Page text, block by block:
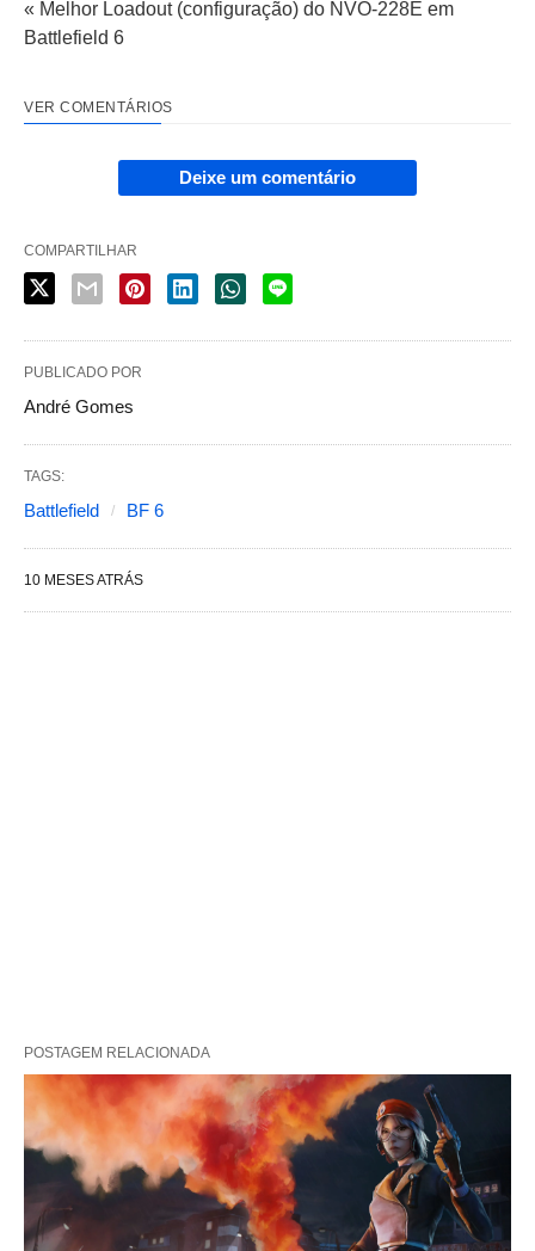
« Melhor Loadout (configuração) do NVO-228E em
Battlefield 6
VER COMENTÁRIOS
Deixe um comentário
COMPARTILHAR
PUBLICADO POR
André Gomes
TAGS:
Battlefield BF 6
10 MESES ATRÁS
POSTAGEM RELACIONADA